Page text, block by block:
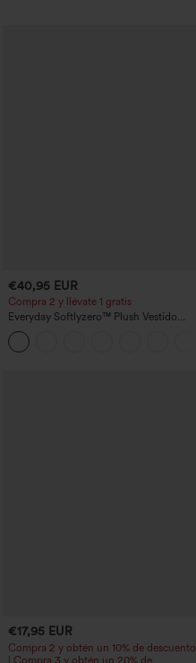
€40,95 EUR
Compra 2 y llévate 1 gratis
Everyday Softlyzero™ Plush Vestido
deportivo sin espalda 2 en 1
acampanado -Wannabe -Easy Peezy
€17,95 EUR
Compra 2 y obtén un 10% de descuento
| Compra 3 y obtén un 20% de